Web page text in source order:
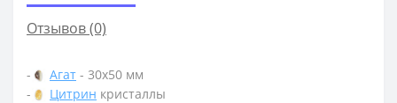
Отзывов (0)
- Агат - 30х50 мм
-
Цитрин кристаллы